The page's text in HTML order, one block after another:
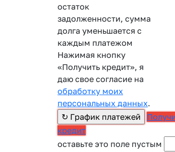
остаток
задолженности, сумма
долга уменьшается с
каждым платежом
Нажимая кнопку
«Получить кредит», я
даю свое согласие на
обработку моих
персональных данных.
кредит
оставьте это поле пустым